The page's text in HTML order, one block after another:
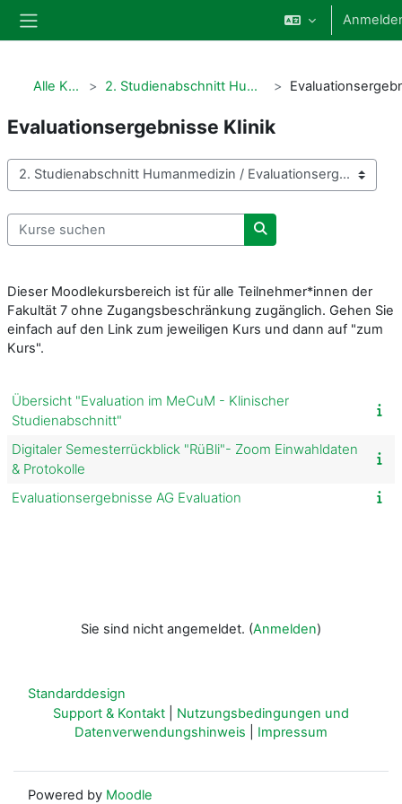
Website-Übersicht
Alle Kurse 2. Studienabschnitt Humanmedizin
Evaluationsergebnisse Klinik
Kursbereiche
Kurse suchen
Kurse suchen
Dieser Moodlekursbereich ist für alle Teilnehmer*innen der
Fakultät 7 ohne Zugangsbeschränkung zugänglich. Gehen Sie
einfach auf den Link zum jeweiligen Kurs und dann auf "zum
Kurs".
Übersicht "Evaluation im MeCuM - Klinischer
Studienabschnitt"
Digitaler Semesterrückblick "RüBli"- Zoom Einwahldaten
& Protokolle
Evaluationsergebnisse AG Evaluation
Sie sind nicht angemeldet. (Anmelden)
Standarddesign
Support & Kontakt
Nutzungsbedingungen und
Datenverwendungshinweis
Impressum
Powered by Moodle